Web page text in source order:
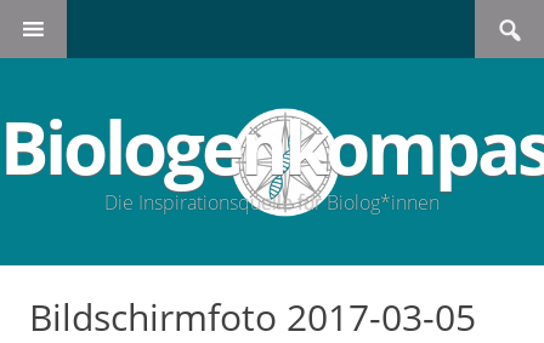
Search
for:
SKIP
Die Inspirationsquelle für Biolog*innen
Bildschirmfoto 2017-03-05